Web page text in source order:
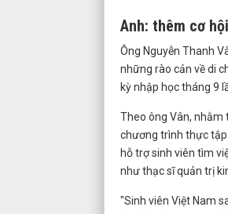
Anh: thêm cơ
Ông Nguyễn Thanh
những rào cản về di
kỳ nhập học tháng 9
Theo ông Vân, nhằm
chương trình thực tập
hỗ trợ sinh viên tìm
như thạc sĩ quản trị
"Sinh viên Việt Nam